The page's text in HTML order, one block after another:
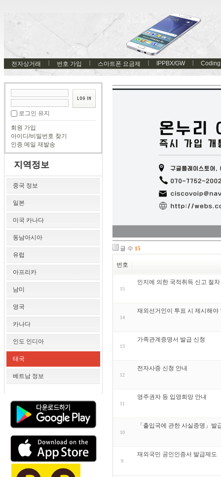
전자상거래 번호 가입 스마트폰 요금제 IPPBX/GW Coding
로그인 유지
회원 가입
아이디/비밀번호 찾기
인증 메일 재발송
지역정보
중국 정보
일본
미국 카나다
동남아시아
유럽
아프리카
남미
영국
카나다
인도 인디아
태국
베트남 정보
글 수 15
번호
15
인지에 의한 국적취득 신고 절
14
재외선거인이 투표 시 제시해야
13
가족관계증명서 발급 신청
12
전자사증 신청 안내
11
영주권자 등 입영희망 안내
10
「출입국에 관한 사실증명」발
9
재외국민 공인인증서 발급제도